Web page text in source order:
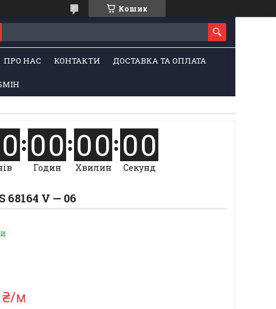
Кошик
ПРО НАС КОНТАКТИ ДОСТАВКА ТА ОПЛАТА
0 00
Годин
00
Хвилин
00
Секунд
68164 V — 06
₴/м